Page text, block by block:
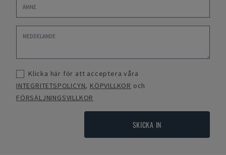
Klicka här för att acceptera våra
INTEGRITETSPOLICYN, KÖPVILLKOR och
FÖRSÄLJNINGSVILLKOR
SKICKA IN